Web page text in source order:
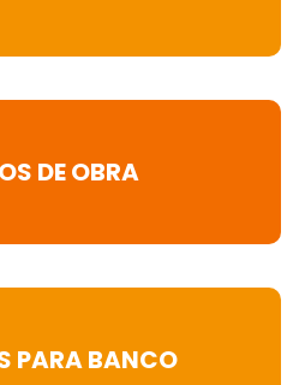
DE OBRA
PARA BANCO